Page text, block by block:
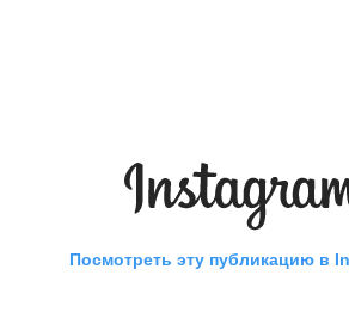
Посмотреть эту публикацию в